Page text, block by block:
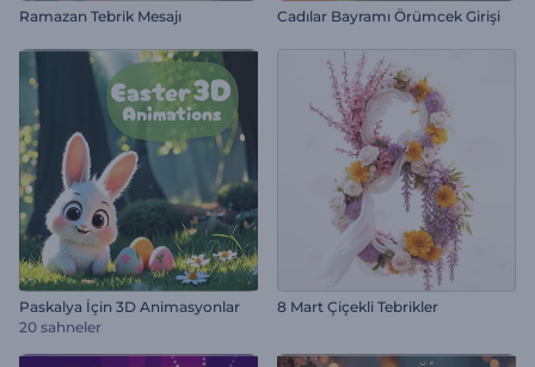
Ramazan Tebrik Mesajı Cadılar Bayramı Örümcek Girişi
Paskalya İçin 3D Animasyonlar
20 sahneler
8 Mart Çiçekli Tebrikler